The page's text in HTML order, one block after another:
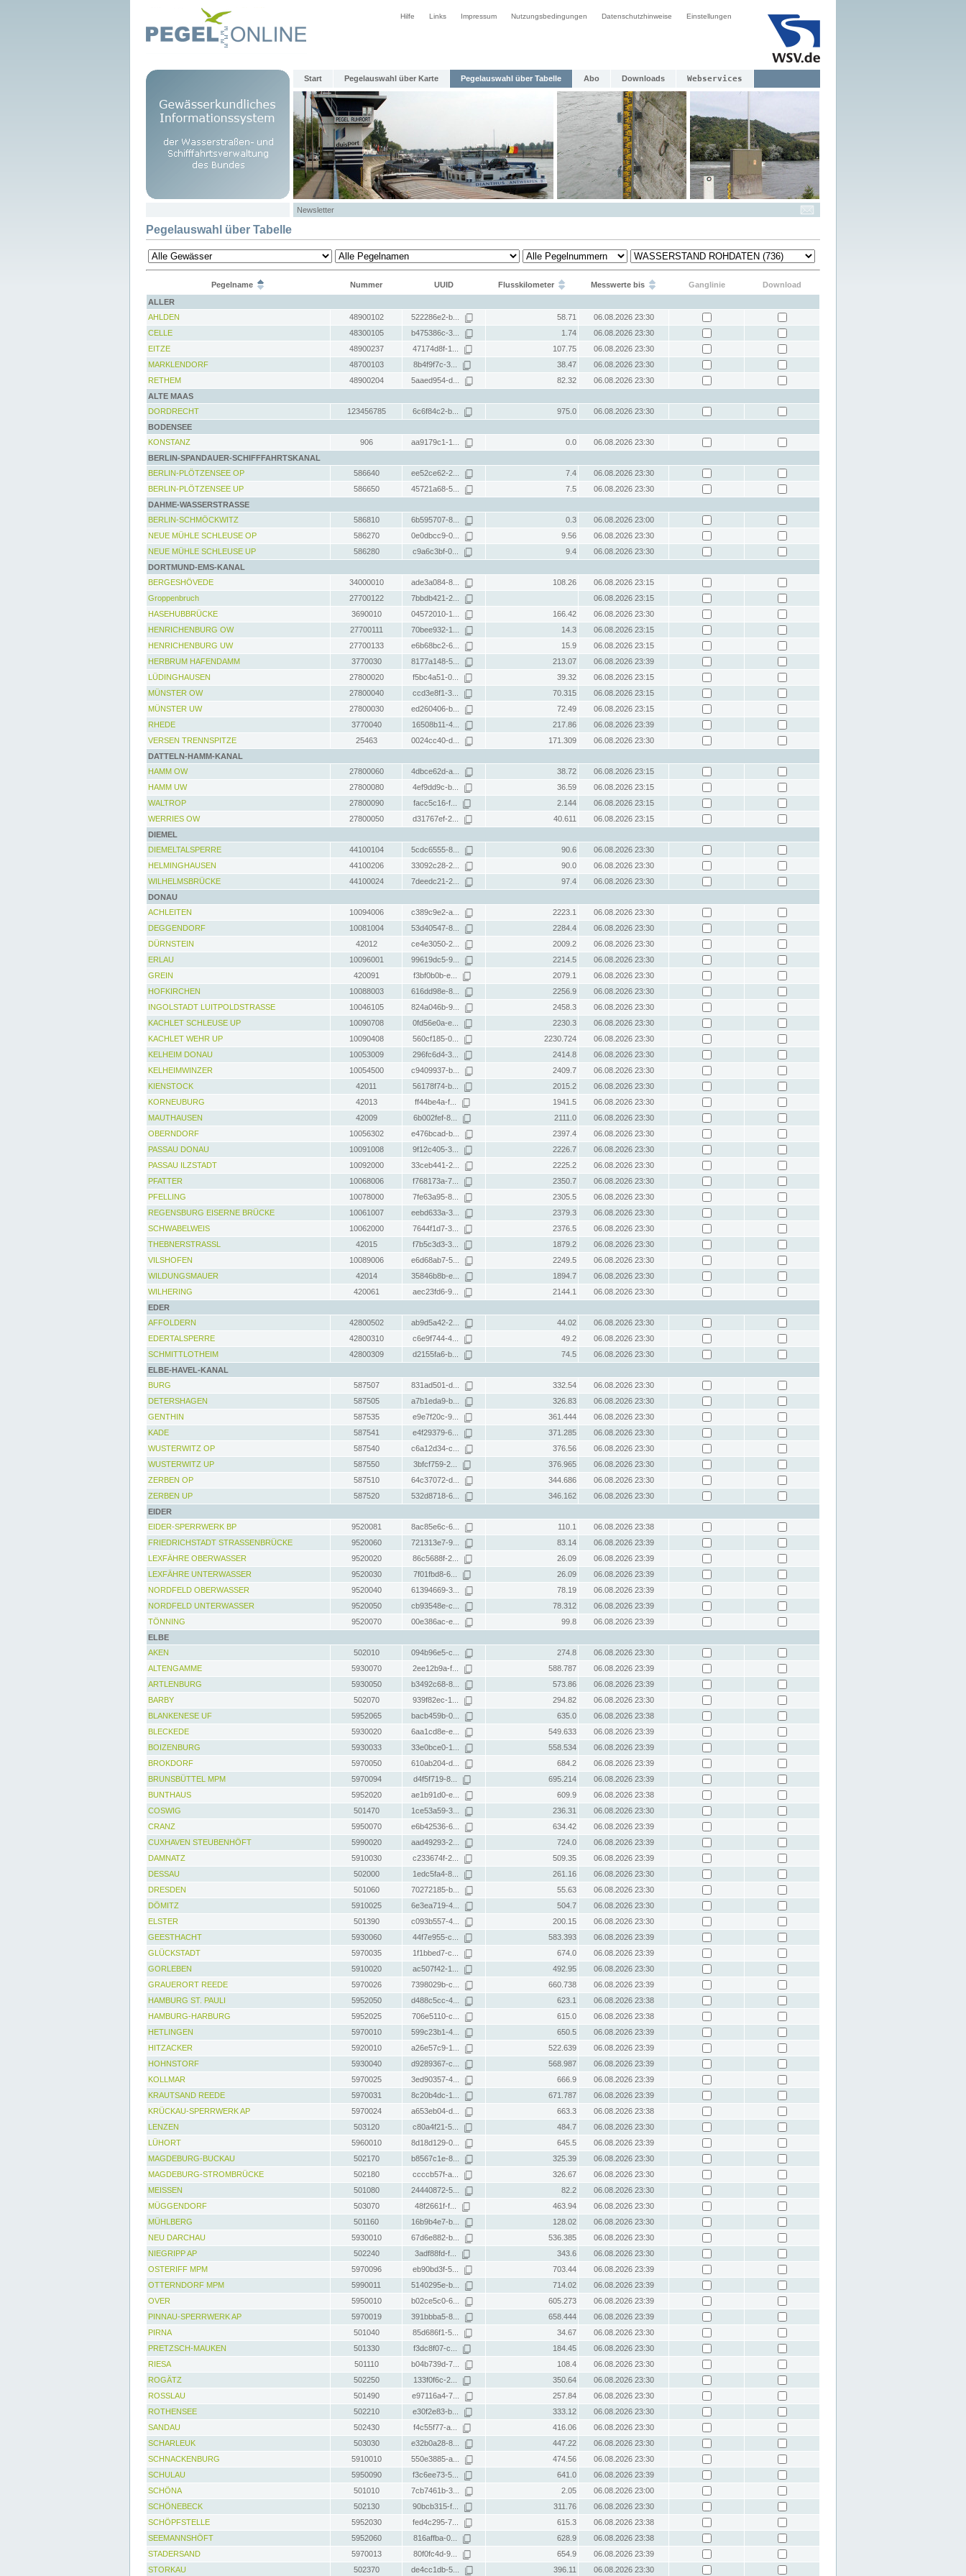
Hilfe Links Impressum Nutzungsbedingungen Datenschutzhinweise Einstellungen
Start Pegelauswahl über Karte Pegelauswahl über Tabelle Abo Downloads Webservices
Newsletter
Pegelauswahl über Tabelle
Pegelname Nummer UUID Flusskilometer Messwerte bis Ganglinie
Download
ALLER
AHLDEN
48900102 522286e2-b... 58.71
06.08.2026 23:30
CELLE
48300105 b475386c-3... 1.74
06.08.2026 23:30
EITZE
48900237 47174d8f-1... 107.75
06.08.2026 23:30
MARKLENDORF
48700103 8b4f9f7c-3... 38.47
06.08.2026 23:30
RETHEM
48900204 5aaed954-d... 82.32
06.08.2026 23:30
ALTE MAAS
DORDRECHT
123456785 6c6f84c2-b... 975.0
06.08.2026 23:30
BODENSEE
KONSTANZ
906 aa9179c1-1... 0.0
06.08.2026 23:30
BERLIN-SPANDAUER-SCHIFFFAHRTSKANAL
BERLIN-PLÖTZENSEE OP
586640 ee52ce62-2... 7.4
06.08.2026 23:30
BERLIN-PLÖTZENSEE UP
586650 45721a68-5... 7.5
06.08.2026 23:30
DAHME-WASSERSTRASSE
BERLIN-SCHMÖCKWITZ
586810 6b595707-8... 0.3
06.08.2026 23:00
NEUE MÜHLE SCHLEUSE OP
586270 0e0dbcc9-0... 9.56
06.08.2026 23:30
NEUE MÜHLE SCHLEUSE UP
586280 c9a6c3bf-0... 9.4
06.08.2026 23:30
DORTMUND-EMS-KANAL
BERGESHÖVEDE
34000010 ade3a084-8... 108.26
06.08.2026 23:15
Groppenbruch
27700122 7bbdb421-2...
06.08.2026 23:15
HASEHUBBRÜCKE
3690010 04572010-1... 166.42
06.08.2026 23:30
HENRICHENBURG OW
27700111 70bee932-1... 14.3
06.08.2026 23:15
HENRICHENBURG UW
27700133 e6b68bc2-6... 15.9
06.08.2026 23:15
HERBRUM HAFENDAMM
3770030 8177a148-5... 213.07
06.08.2026 23:39
LÜDINGHAUSEN
27800020 f5bc4a51-0... 39.32
06.08.2026 23:15
MÜNSTER OW
27800040 ccd3e8f1-3... 70.315
06.08.2026 23:15
MÜNSTER UW
27800030 ed260406-b... 72.49
06.08.2026 23:15
RHEDE
3770040 16508b11-4... 217.86
06.08.2026 23:39
VERSEN TRENNSPITZE
25463 0024cc40-d... 171.309
06.08.2026 23:30
DATTELN-HAMM-KANAL
HAMM OW
27800060 4dbce62d-a... 38.72
06.08.2026 23:15
HAMM UW
27800080 4ef9dd9c-b... 36.59
06.08.2026 23:15
WALTROP
27800090 facc5c16-f... 2.144
06.08.2026 23:15
WERRIES OW
27800050 d31767ef-2... 40.611
06.08.2026 23:15
DIEMEL
DIEMELTALSPERRE
44100104 5cdc6555-8... 90.6
06.08.2026 23:30
HELMINGHAUSEN
44100206 33092c28-2... 90.0
06.08.2026 23:30
WILHELMSBRÜCKE
44100024 7deedc21-2... 97.4
06.08.2026 23:30
DONAU
ACHLEITEN
10094006 c389c9e2-a... 2223.1
06.08.2026 23:30
DEGGENDORF
10081004 53d40547-8... 2284.4
06.08.2026 23:30
DÜRNSTEIN
42012 ce4e3050-2... 2009.2
06.08.2026 23:30
ERLAU
10096001 99619dc5-9... 2214.5
06.08.2026 23:30
GREIN
420091 f3bf0b0b-e... 2079.1
06.08.2026 23:30
HOFKIRCHEN
10088003 616dd98e-8... 2256.9
06.08.2026 23:30
INGOLSTADT LUITPOLDSTRASSE
10046105 824a046b-9... 2458.3
06.08.2026 23:30
KACHLET SCHLEUSE UP
10090708 0fd56e0a-e... 2230.3
06.08.2026 23:30
KACHLET WEHR UP
10090408 560cf185-0... 2230.724
06.08.2026 23:30
KELHEIM DONAU
10053009 296fc6d4-3... 2414.8
06.08.2026 23:30
KELHEIMWINZER
10054500 c9409937-b... 2409.7
06.08.2026 23:30
KIENSTOCK
42011 56178f74-b... 2015.2
06.08.2026 23:30
KORNEUBURG
42013 ff44be4a-f... 1941.5
06.08.2026 23:30
MAUTHAUSEN
42009 6b002fef-8... 2111.0
06.08.2026 23:30
OBERNDORF
10056302 e476bcad-b... 2397.4
06.08.2026 23:30
PASSAU DONAU
10091008 9f12c405-3... 2226.7
06.08.2026 23:30
PASSAU ILZSTADT
10092000 33ceb441-2... 2225.2
06.08.2026 23:30
PFATTER
10068006 f768173a-7... 2350.7
06.08.2026 23:30
PFELLING
10078000 7fe63a95-8... 2305.5
06.08.2026 23:30
REGENSBURG EISERNE BRÜCKE
10061007 eebd633a-3... 2379.3
06.08.2026 23:30
SCHWABELWEIS
10062000 7644f1d7-3... 2376.5
06.08.2026 23:30
THEBNERSTRASSL
42015 f7b5c3d3-3... 1879.2
06.08.2026 23:30
VILSHOFEN
10089006 e6d68ab7-5... 2249.5
06.08.2026 23:30
WILDUNGSMAUER
42014 35846b8b-e... 1894.7
06.08.2026 23:30
WILHERING
420061 aec23fd6-9... 2144.1
06.08.2026 23:30
EDER
AFFOLDERN
42800502 ab9d5a42-2... 44.02
06.08.2026 23:30
EDERTALSPERRE
42800310 c6e9f744-4... 49.2
06.08.2026 23:30
SCHMITTLOTHEIM
42800309 d2155fa6-b... 74.5
06.08.2026 23:30
ELBE-HAVEL-KANAL
BURG
587507 831ad501-d... 332.54
06.08.2026 23:30
DETERSHAGEN
587505 a7b1eda9-b... 326.83
06.08.2026 23:30
GENTHIN
587535 e9e7f20c-9... 361.444
06.08.2026 23:30
KADE
587541 e4f29379-6... 371.285
06.08.2026 23:30
WUSTERWITZ OP
587540 c6a12d34-c... 376.56
06.08.2026 23:30
WUSTERWITZ UP
587550 3bfcf759-2... 376.965
06.08.2026 23:30
ZERBEN OP
587510 64c37072-d... 344.686
06.08.2026 23:30
ZERBEN UP
587520 532d8718-6... 346.162
06.08.2026 23:30
EIDER
EIDER-SPERRWERK BP
9520081 8ac85e6c-6... 110.1
06.08.2026 23:38
FRIEDRICHSTADT STRASSENBRÜCKE
9520060 721313e7-9... 83.14
06.08.2026 23:39
LEXFÄHRE OBERWASSER
9520020 86c5688f-2... 26.09
06.08.2026 23:39
LEXFÄHRE UNTERWASSER
9520030 7f01fbd8-6... 26.09
06.08.2026 23:39
NORDFELD OBERWASSER
9520040 61394669-3... 78.19
06.08.2026 23:39
NORDFELD UNTERWASSER
9520050 cb93548e-c... 78.312
06.08.2026 23:39
TÖNNING
9520070 00e386ac-e... 99.8
06.08.2026 23:39
ELBE
AKEN
502010 094b96e5-c... 274.8
06.08.2026 23:30
ALTENGAMME
5930070 2ee12b9a-f... 588.787
06.08.2026 23:39
ARTLENBURG
5930050 b3492c68-8... 573.86
06.08.2026 23:39
BARBY
502070 939f82ec-1... 294.82
06.08.2026 23:30
BLANKENESE UF
5952065 bacb459b-0... 635.0
06.08.2026 23:38
BLECKEDE
5930020 6aa1cd8e-e... 549.633
06.08.2026 23:39
BOIZENBURG
5930033 33e0bce0-1... 558.534
06.08.2026 23:39
BROKDORF
5970050 610ab204-d... 684.2
06.08.2026 23:39
BRUNSBÜTTEL MPM
5970094 d4f5f719-8... 695.214
06.08.2026 23:39
BUNTHAUS
5952020 ae1b91d0-e... 609.9
06.08.2026 23:38
COSWIG
501470 1ce53a59-3... 236.31
06.08.2026 23:30
CRANZ
5950070 e6b42536-6... 634.42
06.08.2026 23:39
CUXHAVEN STEUBENHÖFT
5990020 aad49293-2... 724.0
06.08.2026 23:39
DAMNATZ
5910030 c233674f-2... 509.35
06.08.2026 23:39
DESSAU
502000 1edc5fa4-8... 261.16
06.08.2026 23:30
DRESDEN
501060 70272185-b... 55.63
06.08.2026 23:30
DÖMITZ
5910025 6e3ea719-4... 504.7
06.08.2026 23:30
ELSTER
501390 c093b557-4... 200.15
06.08.2026 23:30
GEESTHACHT
5930060 44f7e955-c... 583.393
06.08.2026 23:39
GLÜCKSTADT
5970035 1f1bbed7-c... 674.0
06.08.2026 23:39
GORLEBEN
5910020 ac507f42-1... 492.95
06.08.2026 23:30
GRAUERORT REEDE
5970026 7398029b-c... 660.738
06.08.2026 23:39
HAMBURG ST. PAULI
5952050 d488c5cc-4... 623.1
06.08.2026 23:38
HAMBURG-HARBURG
5952025 706e5110-c... 615.0
06.08.2026 23:38
HETLINGEN
5970010 599c23b1-4... 650.5
06.08.2026 23:39
HITZACKER
5920010 a26e57c9-1... 522.639
06.08.2026 23:39
HOHNSTORF
5930040 d9289367-c... 568.987
06.08.2026 23:39
KOLLMAR
5970025 3ed90357-4... 666.9
06.08.2026 23:39
KRAUTSAND REEDE
5970031 8c20b4dc-1... 671.787
06.08.2026 23:39
KRÜCKAU-SPERRWERK AP
5970024 a653eb04-d... 663.3
06.08.2026 23:38
LENZEN
503120 c80a4f21-5... 484.7
06.08.2026 23:30
LÜHORT
5960010 8d18d129-0... 645.5
06.08.2026 23:39
MAGDEBURG-BUCKAU
502170 b8567c1e-8... 325.39
06.08.2026 23:30
MAGDEBURG-STROMBRÜCKE
502180 ccccb57f-a... 326.67
06.08.2026 23:30
MEISSEN
501080 24440872-5... 82.2
06.08.2026 23:30
MÜGGENDORF
503070 48f2661f-f... 463.94
06.08.2026 23:30
MÜHLBERG
501160 16b9b4e7-b... 128.02
06.08.2026 23:30
NEU DARCHAU
5930010 67d6e882-b... 536.385
06.08.2026 23:30
NIEGRIPP AP
502240 3adf88fd-f... 343.6
06.08.2026 23:30
OSTERIFF MPM
5970096 eb90bd3f-5... 703.44
06.08.2026 23:39
OTTERNDORF MPM
5990011 5140295e-b... 714.02
06.08.2026 23:39
OVER
5950010 b02ce5c0-6... 605.273
06.08.2026 23:39
PINNAU-SPERRWERK AP
5970019 391bbba5-8... 658.444
06.08.2026 23:39
PIRNA
501040 85d686f1-5... 34.67
06.08.2026 23:30
PRETZSCH-MAUKEN
501330 f3dc8f07-c... 184.45
06.08.2026 23:30
RIESA
501110 b04b739d-7... 108.4
06.08.2026 23:30
ROGÄTZ
502250 133f0f6c-2... 350.64
06.08.2026 23:30
ROSSLAU
501490 e97116a4-7... 257.84
06.08.2026 23:30
ROTHENSEE
502210 e30f2e83-b... 333.12
06.08.2026 23:30
SANDAU
502430 f4c55f77-a... 416.06
06.08.2026 23:30
SCHARLEUK
503030 e32b0a28-8... 447.22
06.08.2026 23:30
SCHNACKENBURG
5910010 550e3885-a... 474.56
06.08.2026 23:30
SCHULAU
5950090 f3c6ee73-5... 641.0
06.08.2026 23:39
SCHÖNA
501010 7cb7461b-3... 2.05
06.08.2026 23:00
SCHÖNEBECK
502130 90bcb315-f... 311.76
06.08.2026 23:30
SCHÖPFSTELLE
5952030 fed4c295-7... 615.3
06.08.2026 23:38
SEEMANNSHÖFT
5952060 816affba-0... 628.9
06.08.2026 23:38
STADERSAND
5970013 80f0fc4d-9... 654.9
06.08.2026 23:39
STORKAU
502370 de4cc1db-5... 396.11 06.08.2026 23:30